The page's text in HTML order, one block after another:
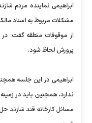
ابراهیمی نماینده مردم
مشکلات مربوط به اسناد
از موقوفات منطقه گفت:
پرورش لحاظ شود.
ابراهیمی در این جلسه
ندارد، همچنین باید در
مسائل کارخانه قند شازند